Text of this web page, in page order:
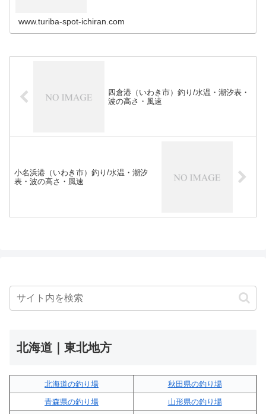
www.turiba-spot-ichiran.com
四倉港（いわき市）釣り/水温・潮汐表・
波の高さ・風速
小名浜港（いわき市）釣り/水温・潮汐
表・波の高さ・風速
北海道｜東北地方
北海道の釣り場
秋田県の釣り場
青森県の釣り場
山形県の釣り場